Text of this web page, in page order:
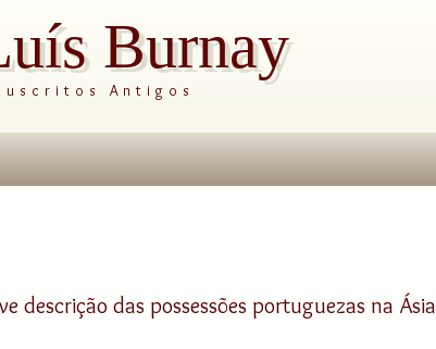
Burnay
Antigos
descrição das possessões portuguezas na Ásia